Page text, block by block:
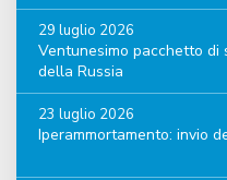
29 luglio 2026
Ventunesimo pacchetto di
della Russia
23 luglio 2026
Iperammortamento: invio